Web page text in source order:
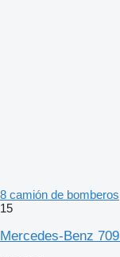
8 camión de bomberos
15
Mercedes-Benz